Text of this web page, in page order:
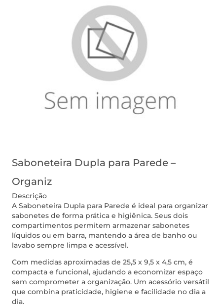
Saboneteira Dupla para Parede –
Organiz
Descrição
A Saboneteira Dupla para Parede é ideal para organizar
sabonetes de forma prática e higiênica. Seus dois
compartimentos permitem armazenar sabonetes
líquidos ou em barra, mantendo a área de banho ou
lavabo sempre limpa e acessível.
Com medidas aproximadas de 25,5 x 9,5 x 4,5 cm, é
compacta e funcional, ajudando a economizar espaço
sem comprometer a organização. Um acessório versátil
que combina praticidade, higiene e facilidade no dia a
dia.